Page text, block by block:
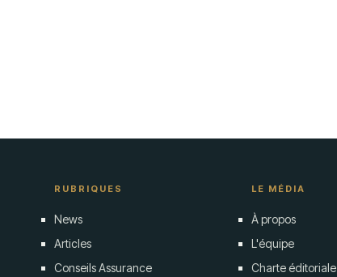
RUBRIQUES
News
Articles
Conseils Assurance
LE MÉDIA
À propos
L'équipe
Charte éditoriale